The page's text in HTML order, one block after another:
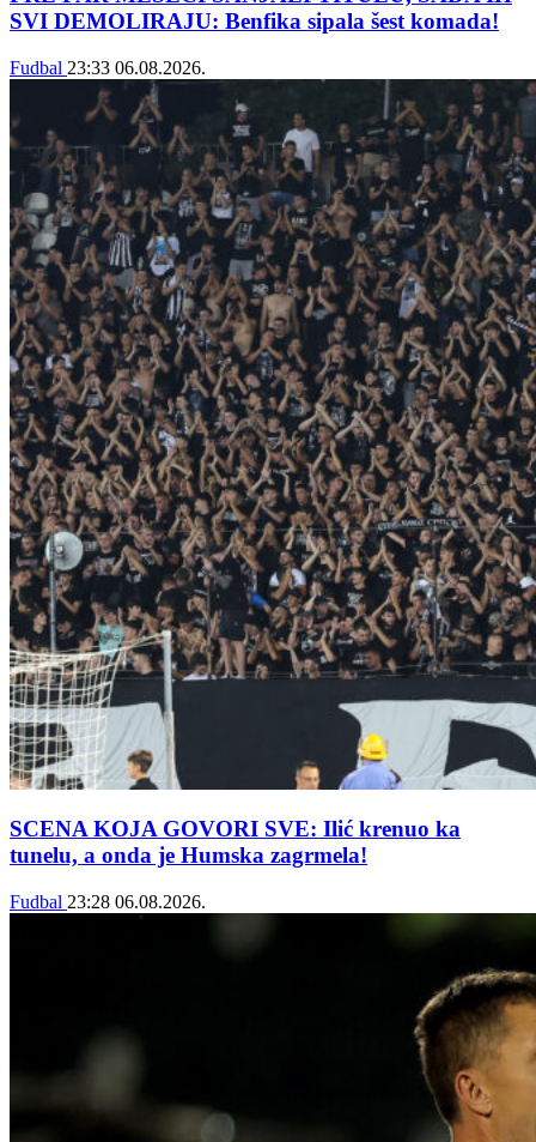
SVI DEMOLIRAJU: Benfika sipala šest komada!
Fudbal 23:33 06.08.2026.
SCENA KOJA GOVORI SVE: Ilić krenuo ka
tunelu, a onda je Humska zagrmela!
Fudbal 23:28 06.08.2026.